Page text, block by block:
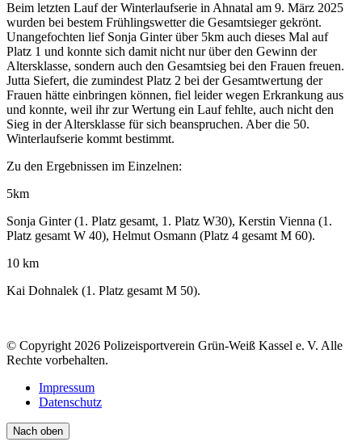
Beim letzten Lauf der Winterlaufserie in Ahnatal am 9. März 2025
wurden bei bestem Frühlingswetter die Gesamtsieger gekrönt.
Unangefochten lief Sonja Ginter über 5km auch dieses Mal auf
Platz 1 und konnte sich damit nicht nur über den Gewinn der
Altersklasse, sondern auch den Gesamtsieg bei den Frauen freuen.
Jutta Siefert, die zumindest Platz 2 bei der Gesamtwertung der
Frauen hätte einbringen können, fiel leider wegen Erkrankung aus
und konnte, weil ihr zur Wertung ein Lauf fehlte, auch nicht den
Sieg in der Altersklasse für sich beanspruchen. Aber die 50.
Winterlaufserie kommt bestimmt.
Zu den Ergebnissen im Einzelnen:
5km
Sonja Ginter (1. Platz gesamt, 1. Platz W30), Kerstin Vienna (1.
Platz gesamt W 40), Helmut Osmann (Platz 4 gesamt M 60).
10 km
Kai Dohnalek (1. Platz gesamt M 50).
© Copyright 2026 Polizeisportverein Grün-Weiß Kassel e. V. Alle
Rechte vorbehalten.
Impressum
Datenschutz
Nach oben